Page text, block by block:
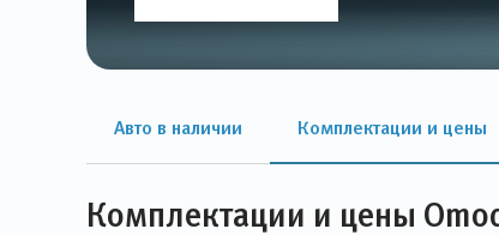
Авто в наличии Комплектации и цены
Комплектации и цены